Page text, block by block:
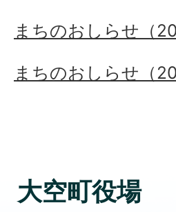
まちのおしらせ（
まちのおしらせ（
大空町役場